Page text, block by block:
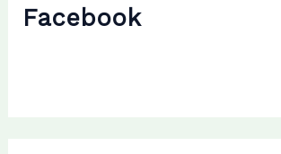
h
Facebook